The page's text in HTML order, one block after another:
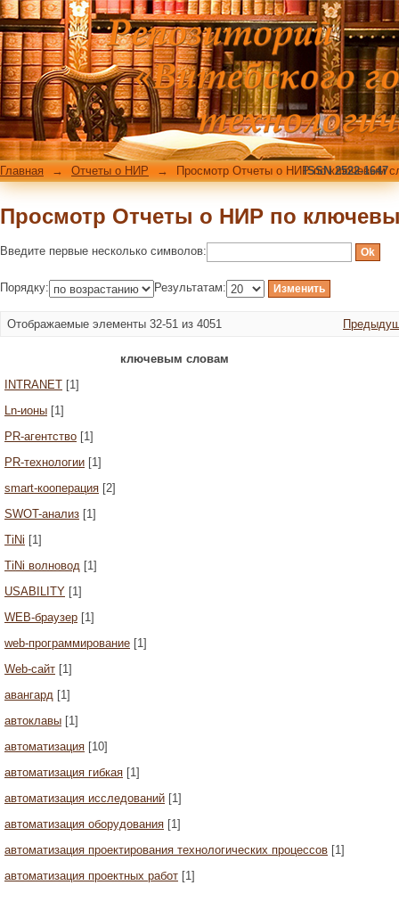
Просмотр Отчеты о НИР по
Главная → Отчеты о НИР → Просмотр Отчеты о НИР по ключевым
ISSN 2522-1647
Просмотр Отчеты о НИР по
Введите первые несколько символов:
Порядку: Результатам:
Отображаемые элементы 32-51 из 4051
ключевым словам
INTRANET [1]
Ln-ионы [1]
PR-агентство [1]
PR-технологии [1]
smart-кооперация [2]
SWOT-анализ [1]
TiNi [1]
TiNi волновод [1]
USABILITY [1]
WEB-браузер [1]
web-программирование [1]
Web-сайт [1]
авангард [1]
автоклавы [1]
автоматизация [10]
автоматизация гибкая [1]
автоматизация исследований [1]
автоматизация оборудования [1]
автоматизация проектирования технологических процессов [1]
автоматизация проектных работ [1]